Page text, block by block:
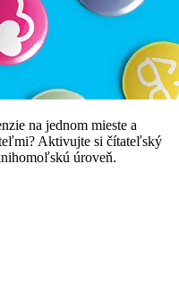
na jednom mieste a
Aktivujte si čítateľský
úroveň.